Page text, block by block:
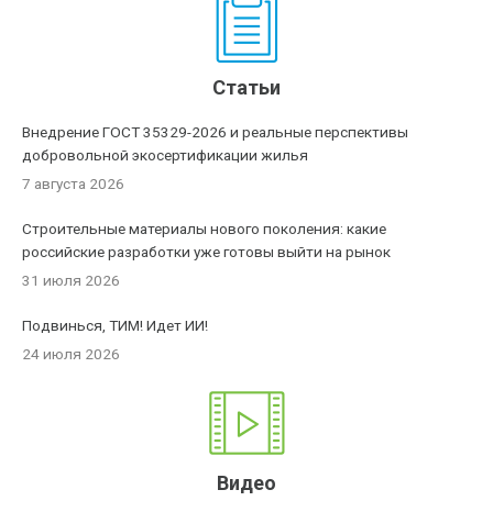
Статьи
Внедрение ГОСТ 35329-2026 и реальные перспективы
добровольной экосертификации жилья
7 августа 2026
Строительные материалы нового поколения: какие
российские разработки уже готовы выйти на рынок
31 июля 2026
Подвинься, ТИМ! Идет ИИ!
24 июля 2026
Видео